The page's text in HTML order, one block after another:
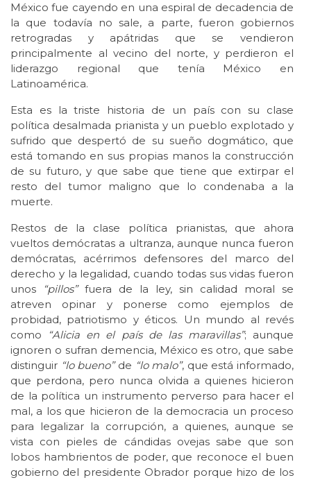
México fue cayendo en una espiral de decadencia de
la que todavía no sale, a parte, fueron gobiernos
retrogradas y apátridas que se vendieron
principalmente al vecino del norte, y perdieron el
liderazgo regional que tenía México en
Latinoamérica.
Esta es la triste historia de un país con su clase
política desalmada prianista y un pueblo explotado y
sufrido que despertó de su sueño dogmático, que
está tomando en sus propias manos la construcción
de su futuro, y que sabe que tiene que extirpar el
resto del tumor maligno que lo condenaba a la
muerte.
Restos de la clase política prianistas, que ahora
vueltos demócratas a ultranza, aunque nunca fueron
demócratas, acérrimos defensores del marco del
derecho y la legalidad, cuando todas sus vidas fueron
unos
“pillos”fuera de la ley, sin calidad moral se
atreven opinar y ponerse como ejemplos de
probidad, patriotismo y éticos. Un mundo al revés
como
“Alicia en el país de las maravillas”; aunque
ignoren o sufran demencia, México es otro, que sabe
distinguir “lo bueno”de “lo malo”, que está informado,
que perdona, pero nunca olvida a quienes hicieron
de la política un instrumento perverso para hacer el
mal, a los que hicieron de la democracia un proceso
para legalizar la corrupción, a quienes, aunque se
vista con pieles de cándidas ovejas sabe que son
lobos hambrientos de poder, que reconoce el buen
gobierno del presidente Obrador porque hizo de los